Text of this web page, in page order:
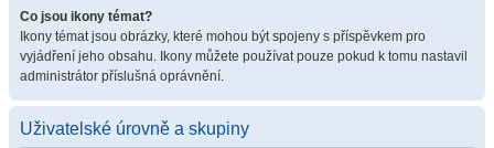
Co jsou ikony témat?
Ikony témat jsou obrázky, které mohou být spojeny s příspěvkem pro
vyjádření jeho obsahu. Ikony můžete používat pouze pokud k tomu nastavil
administrátor příslušná oprávnění.
Uživatelské úrovně a skupiny